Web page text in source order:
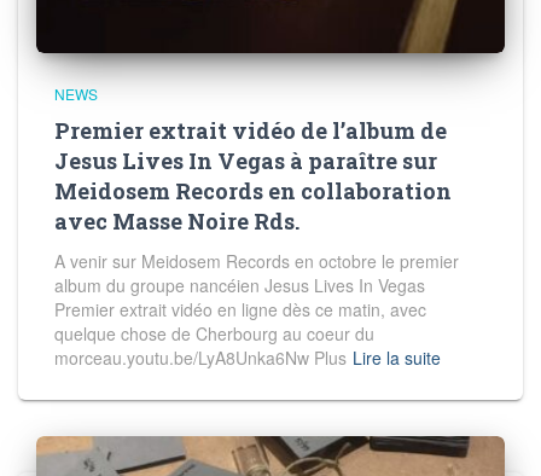
NEWS
Premier extrait vidéo de l’album de
Jesus Lives In Vegas à paraître sur
Meidosem Records en collaboration
avec Masse Noire Rds.
A venir sur Meidosem Records en octobre le premier
album du groupe nancéien Jesus Lives In Vegas
Premier extrait vidéo en ligne dès ce matin, avec
quelque chose de Cherbourg au coeur du
morceau.youtu.be/LyA8Unka6Nw Plus Lire la suite